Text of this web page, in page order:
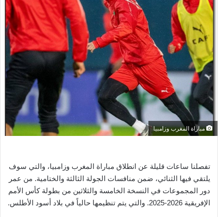
د
ا
إ
ل
ك
ر
و
ا
مباراة المغرب وزامبيا
تفصلنا ساعات قليلة عن انطلاق مباراة المغرب وزامبيا، والتي سوف
يلتقي فيها الثنائي، ضمن منافسات الجولة الثالثة والختامية. من عمر
دور المجموعات في النسخة الخامسة والثلاثين من بطولة كأس الأمم
الإفريقية 2026-2025. والتي يتم تنظيمها حالياً في بلاد أسود الأطلس.